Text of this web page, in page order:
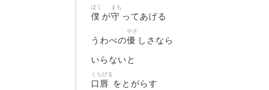
僕
ぼく
が守
まも
ってあげる
うわべの優
やさ
しさなら
いらないと
口唇
くちびる
をとがらす